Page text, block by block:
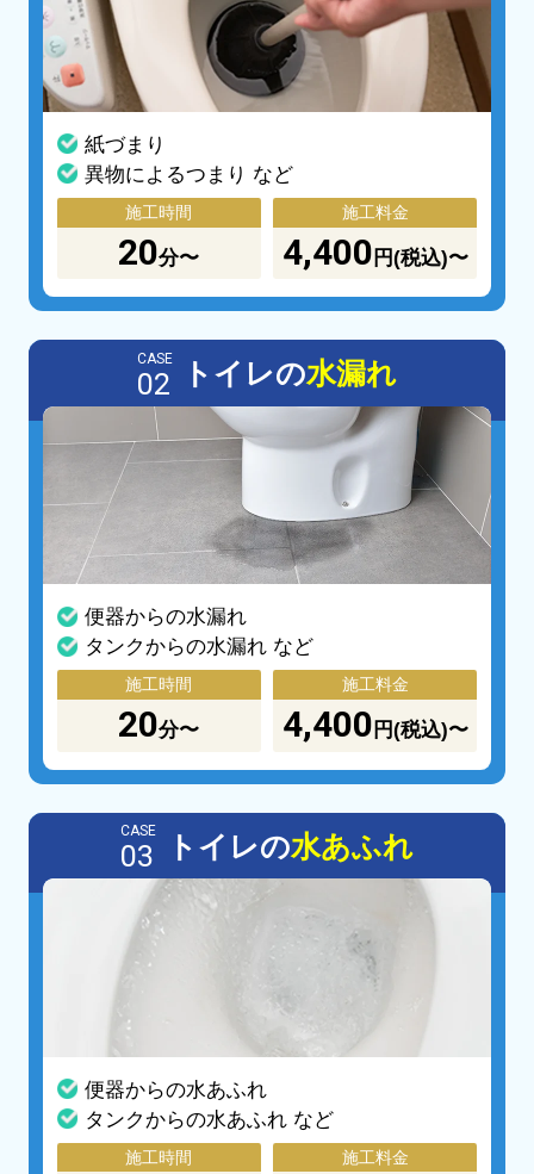
紙づまり
異物によるつまり など
施工時間
20分〜
施工料金
4,400 円(税込)〜
CASE
02 トイレの水漏れ
便器からの水漏れ
タンクからの水漏れ など
施工時間
20分〜
施工料金
4,400 円(税込)〜
CASE
03 トイレの水あふれ
便器からの水あふれ
タンクからの水あふれ など
施工時間 施工料金